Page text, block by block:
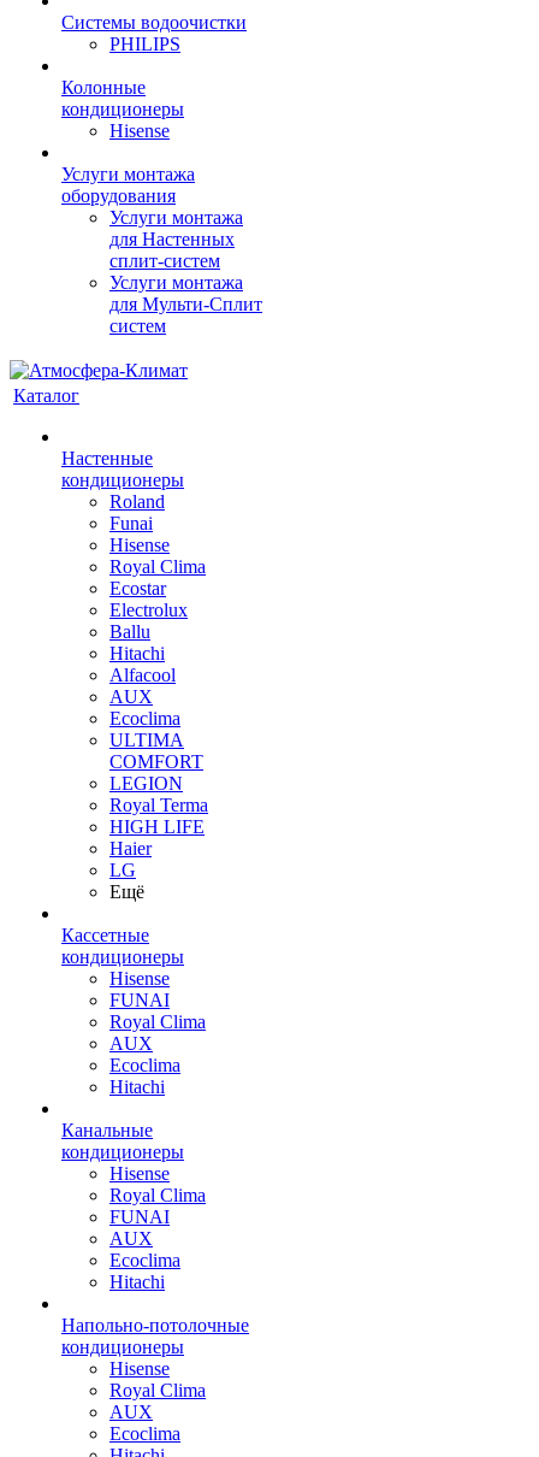
Системы водоочистки
PHILIPS
Колонные
кондиционеры
Hisense
Услуги монтажа
оборудования
Услуги монтажа
для Настенных
сплит-систем
Услуги монтажа
для Мульти-Сплит
систем
Каталог
Настенные
кондиционеры
Roland
Funai
Hisense
Royal Clima
Ecostar
Electrolux
Ballu
Hitachi
Alfacool
AUX
Ecoclima
ULTIMA
COMFORT
LEGION
Royal Terma
HIGH LIFE
Haier
LG
Ещё
Кассетные
кондиционеры
Hisense
FUNAI
Royal Clima
AUX
Ecoclima
Hitachi
Канальные
кондиционеры
Hisense
Royal Clima
FUNAI
AUX
Ecoclima
Hitachi
Напольно-потолочные
кондиционеры
Hisense
Royal Clima
AUX
Ecoclima